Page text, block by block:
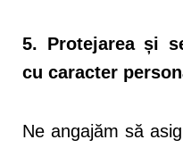
5. Protejarea și
cu caracter
Ne angajăm să